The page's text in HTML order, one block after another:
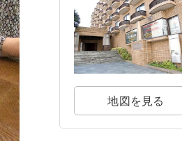
地図を見る